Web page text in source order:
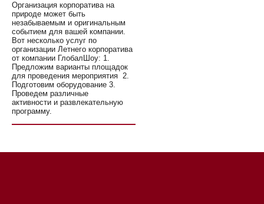
Организация корпоратива на
природе может быть
незабываемым и оригинальным
событием для вашей компании.
Вот несколько услуг по
организации Летнего корпоратива
от компании ГлобалШоу: 1.
Предложим варианты площадок
для проведения мероприятия 2.
Подготовим оборудование 3.
Проведем различные
активности и развлекательную
программу.